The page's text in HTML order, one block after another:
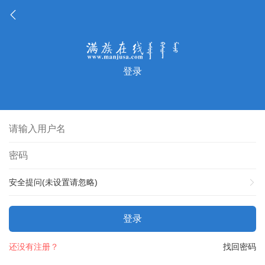
登录
安全提问(未设置请忽略)
登录
找回密码
还没有注册？